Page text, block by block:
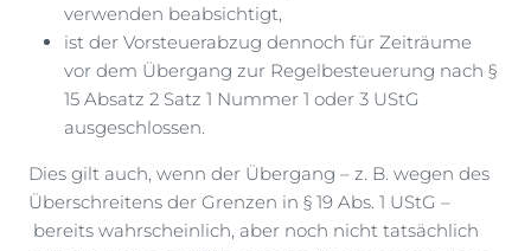
verwenden beabsichtigt,
ist der Vorsteuerabzug dennoch für Zeiträume
vor dem Übergang zur Regelbesteuerung nach §
15 Absatz 2 Satz 1 Nummer 1 oder 3 UStG
ausgeschlossen.
Dies gilt auch, wenn der Übergang – z. B. wegen des
Überschreitens der Grenzen in § 19 Abs. 1 UStG –
bereits wahrscheinlich, aber noch nicht tatsächlich